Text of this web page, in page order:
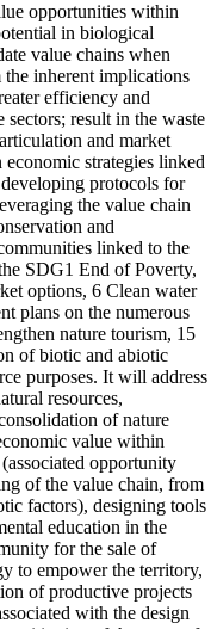
opportunities within
in biological
value chains when
inherent implications
efficiency and
result in the waste
and market
strategies linked
protocols for
the value chain
and
linked to the
SDG1 End of Poverty,
options, 6 Clean water
plans on the numerous
nature tourism, 15
of biotic and abiotic
purposes. It will address
resources,
of nature
value within
opportunity
of the value chain, from
factors), designing tools
education in the
for the sale of
to empower the territory,
of productive projects
with the design